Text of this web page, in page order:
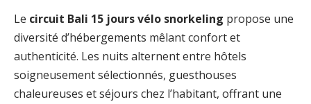
Le circuit Bali 15 jours vélo snorkeling propose une
diversité d’hébergements mêlant confort et
authenticité. Les nuits alternent entre hôtels
soigneusement sélectionnés, guesthouses
chaleureuses et séjours chez l’habitant, offrant une